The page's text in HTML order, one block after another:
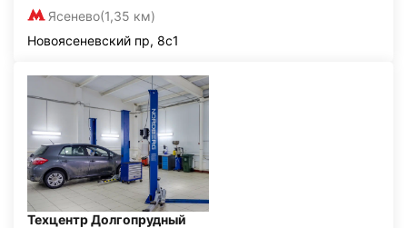
Ясенево(1,35 км)
Новоясеневский пр, 8с1
Техцентр Долгопрудный